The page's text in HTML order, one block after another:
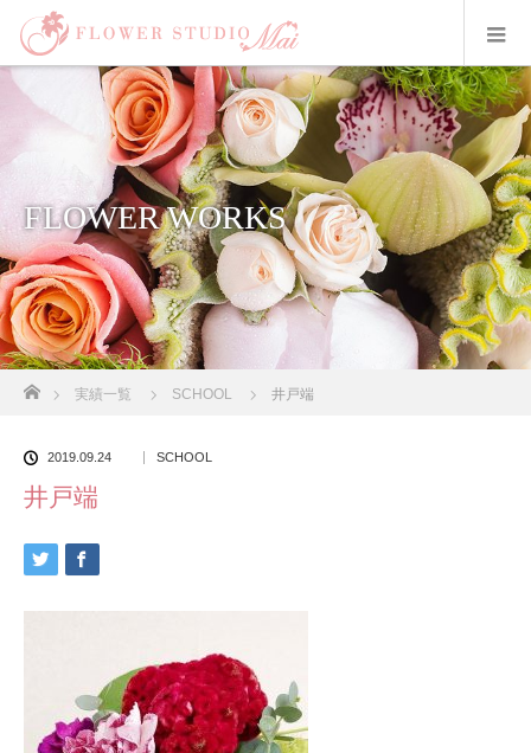
FLOWER WORKS
ホーム
実績一覧 SCHOOL 井戸端
2019.09.24 SCHOOL
井戸端